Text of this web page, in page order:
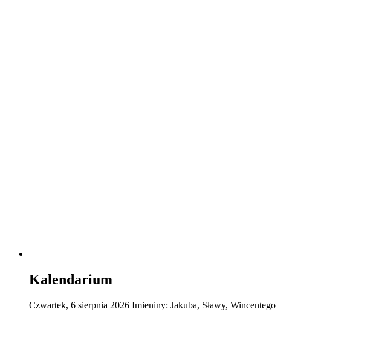
Kalendarium
Czwartek, 6 sierpnia 2026 Imieniny: Jakuba, Sławy, Wincentego